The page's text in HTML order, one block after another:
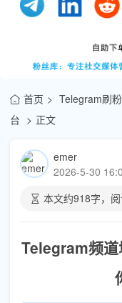
首页
Telegram刷
台
正文
emer
2026-5-30
本文约918字，
Telegram频道